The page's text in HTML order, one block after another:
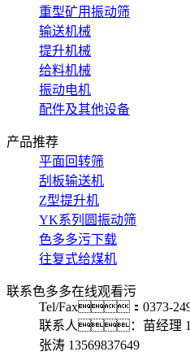
重型矿用振动筛
输送机械
提升机械
给料机械
振动电机
配件及其他设备
产品推荐
平面回转筛
刮板输送机
Z型提升机
YK系列圆振动筛
色多多污下载
往复式给煤机
联系色多多在线观看污
Tel/Fax：0373-
联系人：苗经理
张涛 13569837649